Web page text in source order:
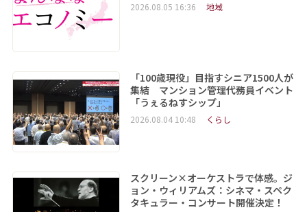
2026.08.05 16:36 地域
「100歳現役」目指すシニア1500人が
集結 マンション管理代務員イベント
「うぇるねすシップ」
2026.08.04 10:48 くらし
スクリーン×オーケストラで体感。ジ
ョン・ウィリアムズ：シネマ・スペク
タキュラー・コンサート開催決定！